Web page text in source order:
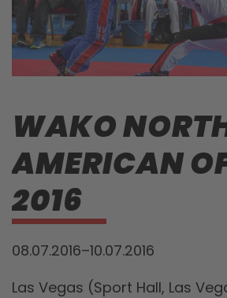
WAKO
AMERICAN
2016
08.07.2016–10.07.2016
Las Vegas (Sport Hall, Las